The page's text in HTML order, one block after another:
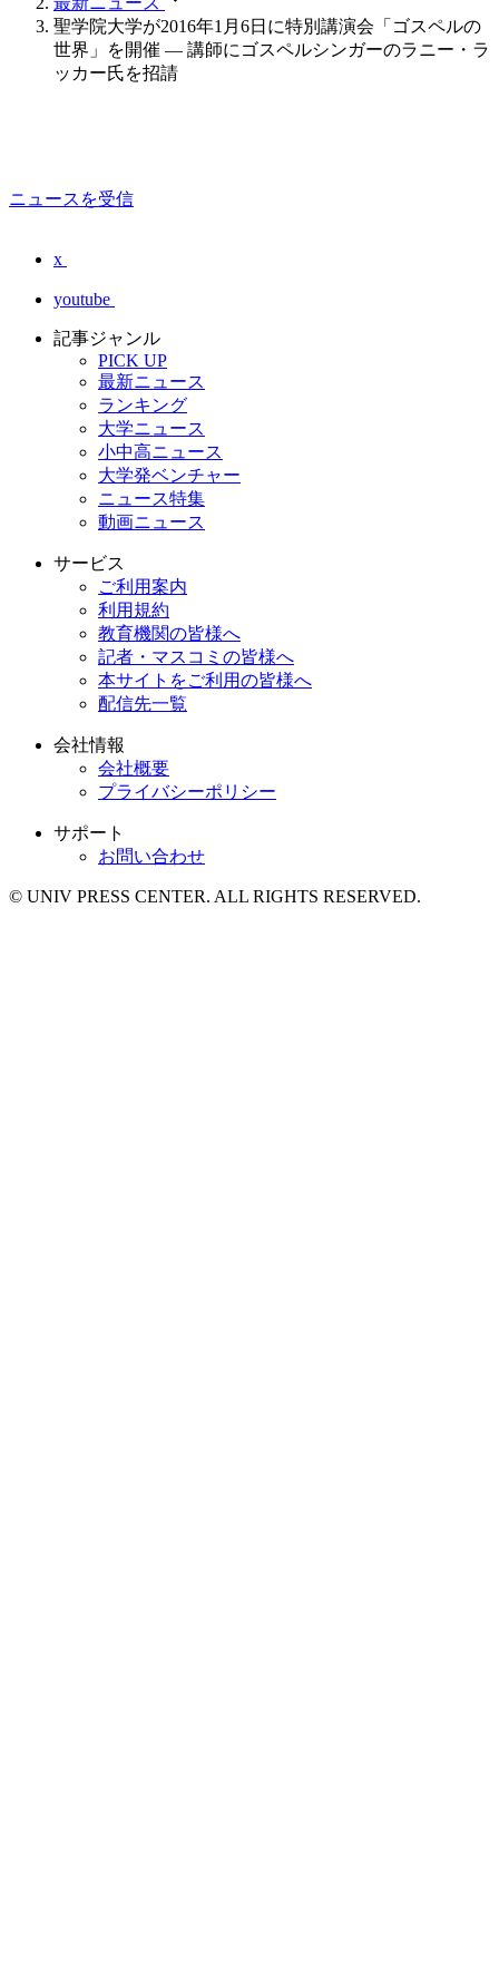
聖学院大学が2016年1月6日に特別講演会「ゴスペルの
世界」を開催 — 講師にゴスペルシンガーのラニー・ラ
ッカー氏を招請
ニュースを受信
x
youtube
記事ジャンル
PICK UP
最新ニュース
ランキング
大学ニュース
小中高ニュース
大学発ベンチャー
ニュース特集
動画ニュース
サービス
ご利用案内
利用規約
教育機関の皆様へ
記者・マスコミの皆様へ
本サイトをご利用の皆様へ
配信先一覧
会社情報
会社概要
プライバシーポリシー
サポート
お問い合わせ
© UNIV PRESS CENTER. ALL RIGHTS RESERVED.